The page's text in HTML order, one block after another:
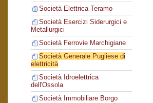
Società Elettrica Teramo
Società Esercizi Siderurgici e
Metallurgici
Società Ferrovie Marchigiane
Società Generale Pugliese di
elettricità
Società Idroelettrica
dell'Ossola
Società Immobiliare Borgo